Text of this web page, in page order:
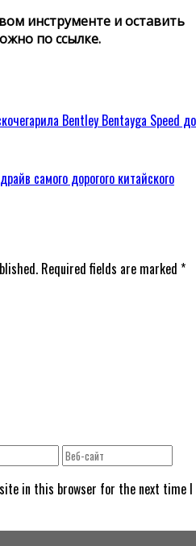
инструменте и оставить
по ссылке.
Bentley Bentayga Speed до
самого дорогого китайского
Required fields are marked *
in this browser for the next time I